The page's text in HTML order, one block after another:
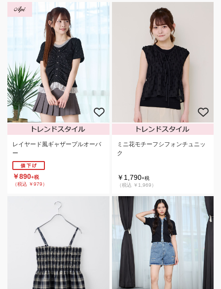
レイヤード風ギャザープルオーバ
ー
￥890+税
（税込 ￥979）
ミニ花モチーフシフォンチュニッ
ク
￥1,790+税
（税込 ￥1,969）